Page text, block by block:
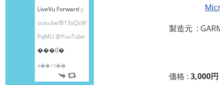
LiveVu Forwardy
outu.be/B13sQsW
PqMU @YouTube
���󤫤�
4��13��
製造元 :
価格 : 3,000